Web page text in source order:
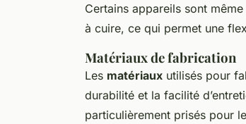
Certains appareils sont
à cuire, ce qui permet une
Matériaux de fabrication
Les matériaux utilisés pour
durabilité et la facilité
particulièrement prisés pour